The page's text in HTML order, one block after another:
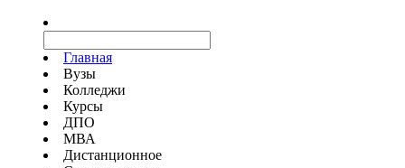
Главная
Вузы
Колледжи
Курсы
ДПО
МВА
Дистанционное